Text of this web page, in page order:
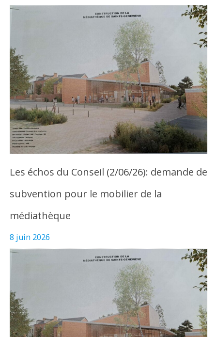
Les échos du Conseil (2/06/26): demande de
subvention pour le mobilier de la
médiathèque
8 juin 2026